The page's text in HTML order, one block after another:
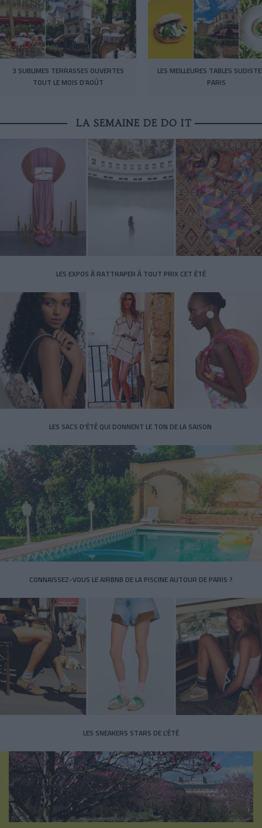
3 SUBLIMES TERRASSES OUVERTES
TOUT LE MOIS D’AOÛT
LES MEILLEURES TABLES
PARIS
LA SEMAINE DE DO IT
LES EXPOS À RATTRAPER À TOUT PRIX CET ÉTÉ
LES SACS D’ÉTÉ QUI DONNENT LE TON DE LA SAISON
CONNAISSEZ-VOUS LE AIRBNB DE LA PISCINE AUTOUR DE PARIS ?
LES SNEAKERS STARS DE L’ÉTÉ